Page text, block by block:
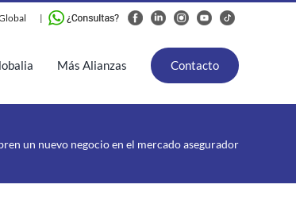
|
Más Alianzas Contacto
un nuevo negocio en el mercado asegurador